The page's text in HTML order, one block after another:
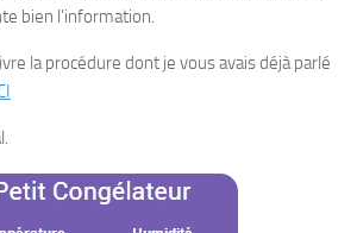
bien l’information.
la procédure dont je vous avais déjà parlé